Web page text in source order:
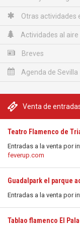
Otras actividades
Actividades al aire
Breves
Agenda de Sevilla
Venta de
Teatro Flamenco de
Entradas a la venta por
feverup.com
Guadalpark el parque
Entradas a la venta por
Tablao flamenco El